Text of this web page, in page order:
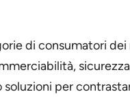
di consumatori dei
per